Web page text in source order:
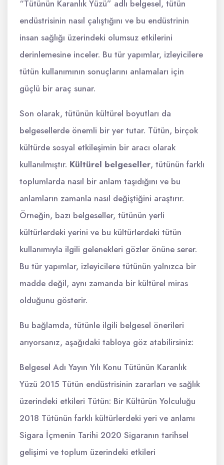
“Tütünün Karanlık Yüzü” adlı belgesel, tütün
endüstrisinin nasıl çalıştığını ve bu endüstrinin
insan sağlığı üzerindeki olumsuz etkilerini
derinlemesine inceler. Bu tür yapımlar, izleyicilere
tütün kullanımının sonuçlarını anlamaları için
güçlü bir araç sunar.
Son olarak, tütünün kültürel boyutları da
belgesellerde önemli bir yer tutar. Tütün, birçok
kültürde sosyal etkileşimin bir aracı olarak
kullanılmıştır. Kültürel belgeseller, tütünün farklı
toplumlarda nasıl bir anlam taşıdığını ve bu
anlamların zamanla nasıl değiştiğini araştırır.
Örneğin, bazı belgeseller, tütünün yerli
kültürlerdeki yerini ve bu kültürlerdeki tütün
kullanımıyla ilgili gelenekleri gözler önüne serer.
Bu tür yapımlar, izleyicilere tütünün yalnızca bir
madde değil, aynı zamanda bir kültürel miras
olduğunu gösterir.
Bu bağlamda, tütünle ilgili belgesel önerileri
arıyorsanız, aşağıdaki tabloya göz atabilirsiniz:
Belgesel Adı Yayın Yılı Konu Tütünün Karanlık
Yüzü 2015 Tütün endüstrisinin zararları ve sağlık
üzerindeki etkileri Tütün: Bir Kültürün Yolculuğu
2018 Tütünün farklı kültürlerdeki yeri ve anlamı
Sigara İçmenin Tarihi 2020 Sigaranın tarihsel
gelişimi ve toplum üzerindeki etkileri